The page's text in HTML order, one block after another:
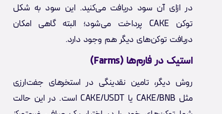
در ازای آن سود دریافت می‌کنید. این سود به شکل
توکن CAKE پرداخت می‌شود؛ البته گاهی امکان
دریافت توکن‌های دیگر هم وجود دارد.
استیک در فارم‌ها (Farms)
روش دیگر، تامین نقدینگی در استخرهای جفت‌ارزی
مثل CAKE/BNB یا CAKE/USDT است. در این حالت